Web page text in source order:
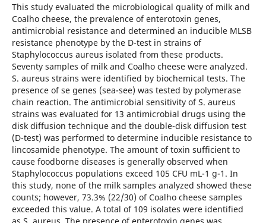
This study evaluated the microbiological quality of milk and
Coalho cheese, the prevalence of enterotoxin genes,
antimicrobial resistance and determined an inducible MLSB
resistance phenotype by the D-test in strains of
Staphylococcus aureus isolated from these products.
Seventy samples of milk and Coalho cheese were analyzed.
S. aureus strains were identified by biochemical tests. The
presence of se genes (sea-see) was tested by polymerase
chain reaction. The antimicrobial sensitivity of S. aureus
strains was evaluated for 13 antimicrobial drugs using the
disk diffusion technique and the double-disk diffusion test
(D-test) was performed to determine inducible resistance to
lincosamide phenotype. The amount of toxin sufficient to
cause foodborne diseases is generally observed when
Staphylococcus populations exceed 105 CFU mL-1 g-1. In
this study, none of the milk samples analyzed showed these
counts; however, 73.3% (22/30) of Coalho cheese samples
exceeded this value. A total of 109 isolates were identified